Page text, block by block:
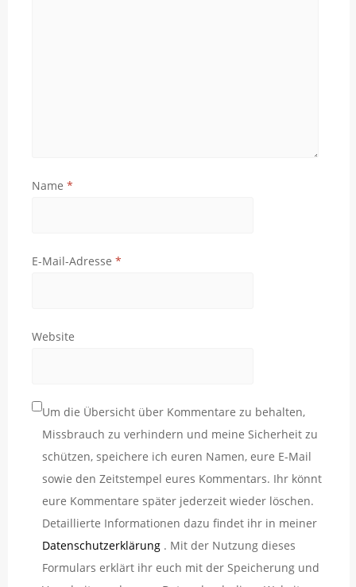
Name *
E-Mail-Adresse *
Website
Um die Übersicht über Kommentare zu behalten,
Missbrauch zu verhindern und meine Sicherheit zu
schützen, speichere ich euren Namen, eure E-Mail
sowie den Zeitstempel eures Kommentars. Ihr könnt
eure Kommentare später jederzeit wieder löschen.
Detaillierte Informationen dazu findet ihr in meiner
Datenschutzerklärung . Mit der Nutzung dieses
Formulars erklärt ihr euch mit der Speicherung und